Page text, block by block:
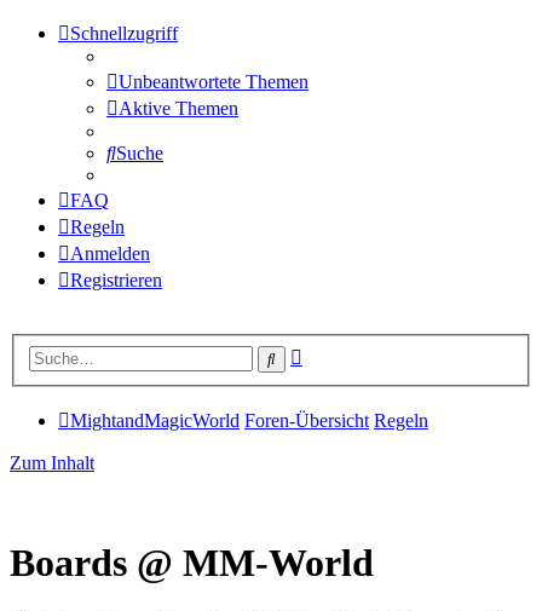
Schnellzugriff
Unbeantwortete Themen
Aktive Themen
Suche
FAQ
Regeln
Anmelden
Registrieren
Suche
MightandMagicWorld Foren-Übersicht Regeln
Zum Inhalt
Boards @ MM-World